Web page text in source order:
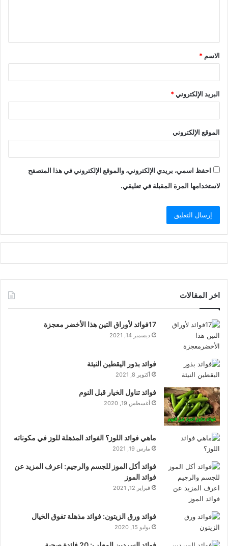
ق
*
الاسم *
البريد الإلكتروني*
الموقع الإلكتروني
احفظ اسمي، بريدي الإلكتروني، والموقع الإلكتروني في هذا المتصفح
لاستخدامها المرة المقبلة في تعليقي.
اخر المقالات
17فوائد لأوراق التين هذا الأخضر معجزة
ديسمبر 14, 2021
فوائد بذور اليقطين النيئة
أكتوبر 8, 2021
فوائد تناول الخيار قبل النوم
أغسطس 19, 2020
ماهي فوائد اللوز؟ الفوائد المذهلة للوز في مكوناته
مارس 19, 2021
فوائد أكل الموز للجسم والرجيم: اعرف المزيد عن
فوائد الموز
فبراير 12, 2021
فوائد ورق الزيتون: فوائد مذهلة تفوق الخيال
يوليو 15, 2020